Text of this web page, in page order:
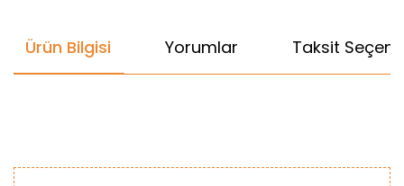
Ürün Bilgisi Yorumlar Taksit
Bu ürüne ilk yorumu siz yapın!